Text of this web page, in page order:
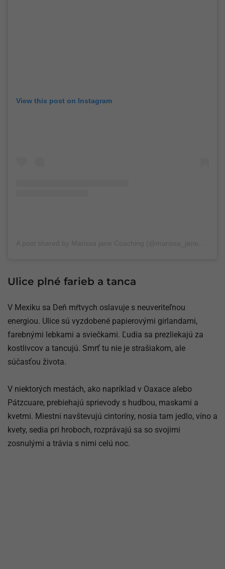
View this post on Instagram
Ulice plné farieb a tanca
V Mexiku sa Deň mŕtvych oslavuje s neuveriteľnou
energiou. Ulice sú vyzdobené papierovými girlandami,
farebnými lebkami a sviečkami. Ľudia sa prezliekajú za
kostlivcov a tancujú. Smrť tu nie je strašiakom, ale
súčasťou života.
V niektorých mestách, ako napríklad v Oaxace alebo
Pátzcuare, prebiehajú sprievody s hudbou, maskami a
kvetmi. Miestni navštevujú cintoríny, nosia tam jedlo, víno a
kvety, sedia pri hroboch, rozprávajú sa so svojimi
zosnulými a trávia s nimi celú noc.